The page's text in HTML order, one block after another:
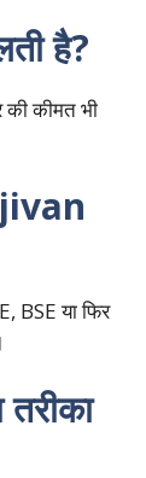
है?
की कीमत भी
BSE या फिर